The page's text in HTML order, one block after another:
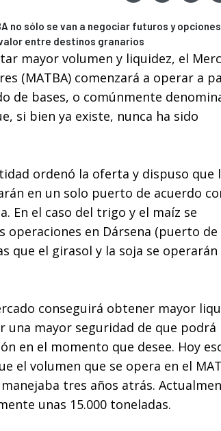
no sólo se van a negociar futuros y
entre destinos granarios
mayor volumen y liquidez, el
(MATBA) comenzará a operar a
de bases, o comúnmente
si bien ya existe, nunca ha sido
ordenó la oferta y dispuso que
en un solo puerto de acuerdo
En el caso del trigo y el maíz se
operaciones en Dársena (puerto de
que el girasol y la soja se operarán
conseguirá obtener mayor
una mayor seguridad de que podrá
en el momento que desee. Hoy
el volumen que se opera en el
tres años atrás.
unas 15.000 toneladas.